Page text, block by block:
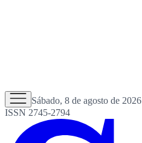
Sábado, 8 de agosto de 2026
ISSN 2745-2794